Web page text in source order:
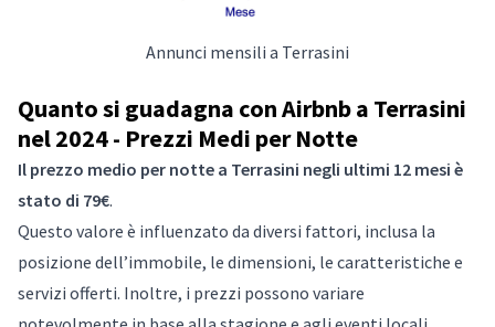
Annunci mensili a Terrasini
Quanto si guadagna con Airbnb a Terrasini
nel 2024 - Prezzi Medi per Notte
Il prezzo medio per notte a Terrasini negli ultimi 12 mesi è
stato di 79€.
Questo valore è influenzato da diversi fattori, inclusa la
posizione dell’immobile, le dimensioni, le caratteristiche e
servizi offerti. Inoltre, i prezzi possono variare